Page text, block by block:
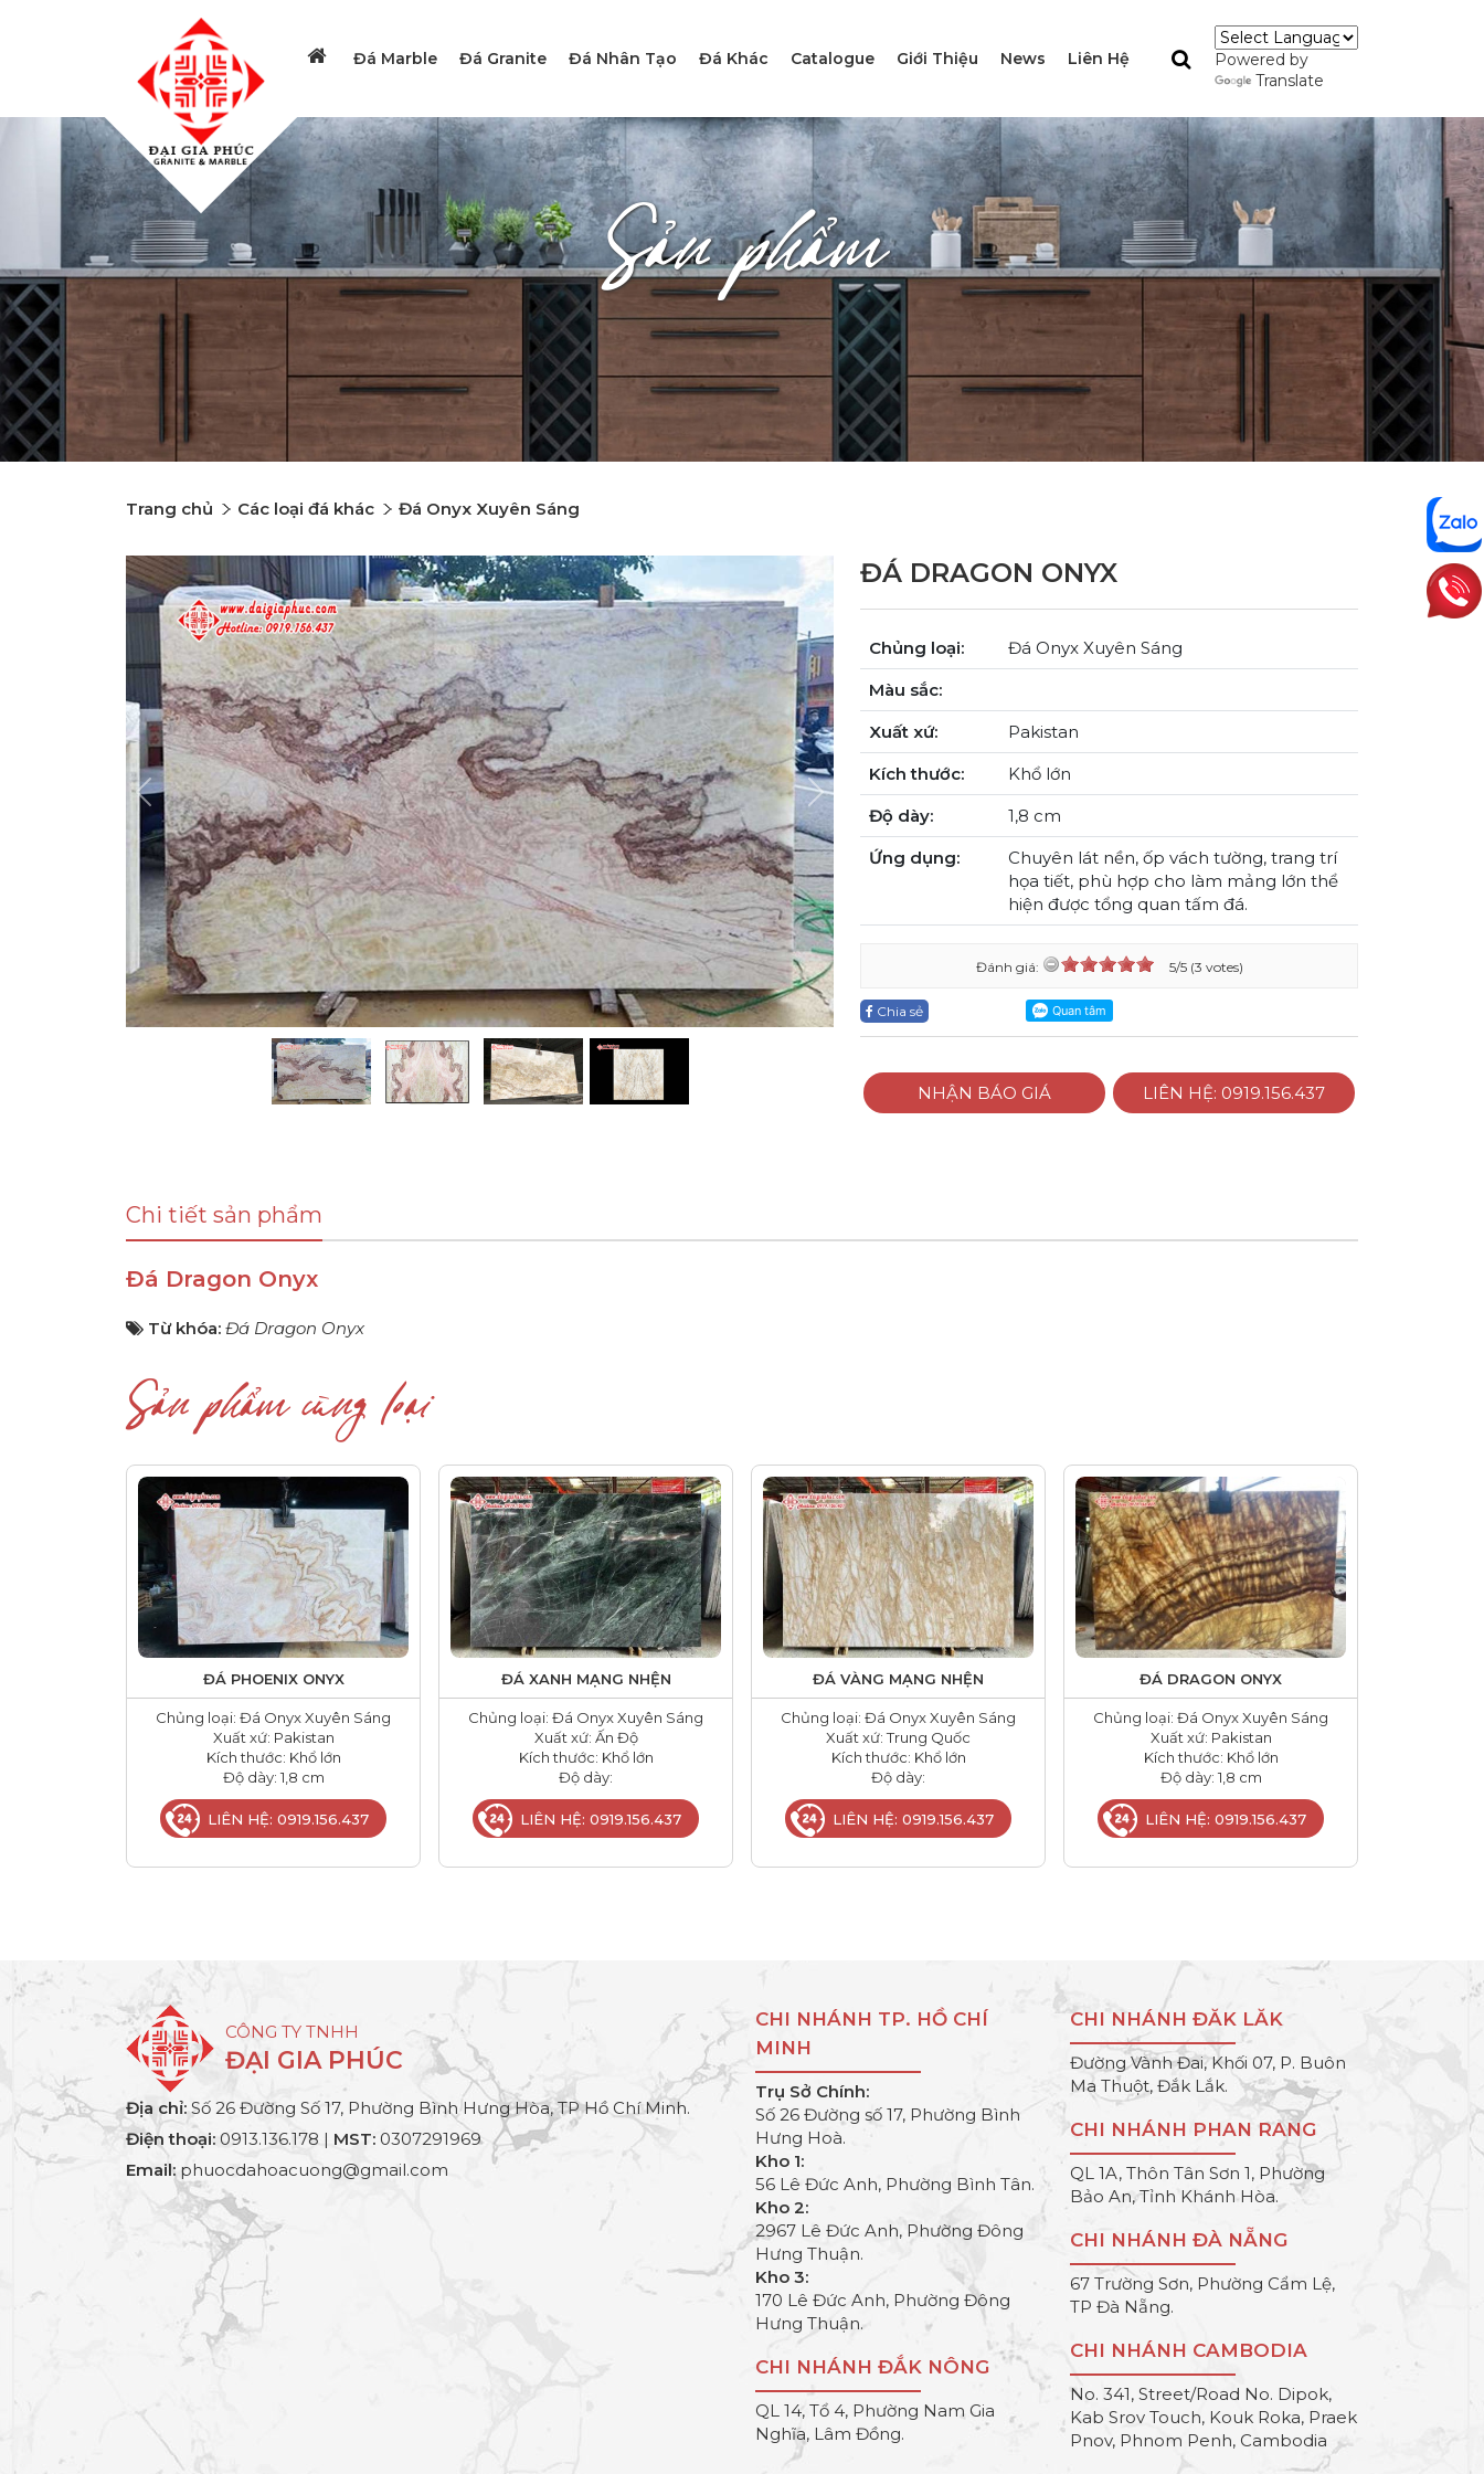
Đá Marble Đá Granite Đá Nhân Tạo Đá Khác Catalogue Giới Thiệu News Liên Hệ
Powered by
Translate
Sản phẩm
Trang chủ Các loại đá khác Đá Onyx Xuyên Sáng
Previous Next
ĐÁ DRAGON ONYX
Chủng loại:
Đá Onyx Xuyên Sáng
Màu sắc:
Xuất xứ:
Pakistan
Kích thước:
Khổ lớn
Độ dày:
1,8 cm
Ứng dụng:
Chuyên lát nền, ốp vách tường, trang trí
họa tiết, phù hợp cho làm mảng lớn thể
hiện được tổng quan tấm đá.
Đánh giá: 5/5 (3 votes)
Chia sẻ
NHẬN BÁO GIÁ LIÊN HỆ: 0919.156.437
Chi tiết sản phẩm
Đá Dragon Onyx
Từ khóa: Đá Dragon Onyx
Sản phẩm cùng loại
ĐÁ PHOENIX ONYX
Chủng loại: Đá Onyx Xuyên Sáng
Xuất xứ: Pakistan
Kích thước: Khổ lớn
Độ dày: 1,8 cm
LIÊN HỆ: 0919.156.437
ĐÁ XANH MẠNG NHỆN
Chủng loại: Đá Onyx Xuyên Sáng
Xuất xứ: Ấn Độ
Kích thước: Khổ lớn
Độ dày:
LIÊN HỆ: 0919.156.437
ĐÁ VÀNG MẠNG NHỆN
Chủng loại: Đá Onyx Xuyên Sáng
Xuất xứ: Trung Quốc
Kích thước: Khổ lớn
Độ dày:
LIÊN HỆ: 0919.156.437
ĐÁ DRAGON ONYX
Chủng loại: Đá Onyx Xuyên Sáng
Xuất xứ: Pakistan
Kích thước: Khổ lớn
Độ dày: 1,8 cm
LIÊN HỆ: 0919.156.437
CÔNG TY TNHH
ĐẠI GIA PHÚC
Địa chỉ: Số 26 Đường Số 17, Phường Bình Hưng Hòa, TP Hồ Chí Minh.
Điện thoại: 0913.136.178 | MST: 0307291969
Email: phuocdahoacuong@gmail.com
CHI NHÁNH TP. HỒ CHÍ
MINH
Trụ Sở Chính:
Số 26 Đường số 17, Phường Bình
Hưng Hoà.
Kho 1:
56 Lê Đức Anh, Phường Bình Tân.
Kho 2:
2967 Lê Đức Anh, Phường Đông
Hưng Thuận.
Kho 3:
170 Lê Đức Anh, Phường Đông
Hưng Thuận.
CHI NHÁNH ĐẮK NÔNG
QL 14, Tổ 4, Phường Nam Gia
Nghĩa, Lâm Đồng.
CHI NHÁNH ĐĂK LĂK
Đường Vành Đai, Khối 07, P. Buôn
Ma Thuột, Đắk Lắk.
CHI NHÁNH PHAN RANG
QL 1A, Thôn Tân Sơn 1, Phường
Bảo An, Tỉnh Khánh Hòa.
CHI NHÁNH ĐÀ NẴNG
67 Trường Sơn, Phường Cẩm Lệ,
TP Đà Nẵng.
CHI NHÁNH CAMBODIA
No. 341, Street/Road No. Dipok,
Kab Srov Touch, Kouk Roka, Praek
Pnov, Phnom Penh, Cambodia